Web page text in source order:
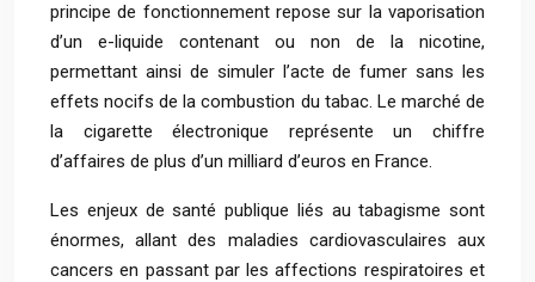
principe de fonctionnement repose sur la vaporisation
d’un e-liquide contenant ou non de la nicotine,
permettant ainsi de simuler l’acte de fumer sans les
effets nocifs de la combustion du tabac. Le marché de
la cigarette électronique représente un chiffre
d’affaires de plus d’un milliard d’euros en France.
Les enjeux de santé publique liés au tabagisme sont
énormes, allant des maladies cardiovasculaires aux
cancers en passant par les affections respiratoires et